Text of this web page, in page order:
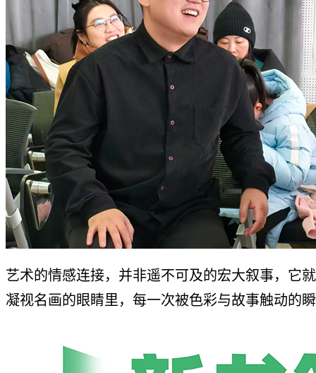
艺术的情感连接，并非遥不可及的宏大叙事，它
凝视名画的眼睛里，每一次被色彩与故事触动的